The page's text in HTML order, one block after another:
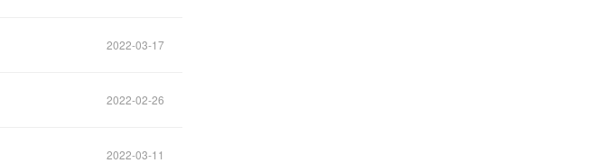
2022-03-17
2022-02-26
2022-03-11